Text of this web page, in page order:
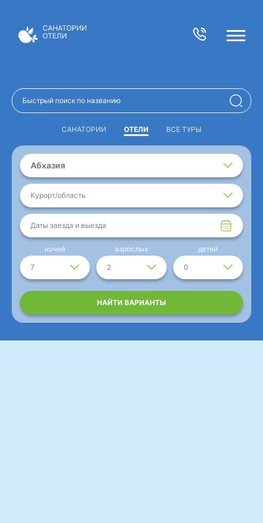
САНАТОРИИ ОТЕЛИ ВСЕ ТУРЫ
Абхазия
Курорт/область
Даты заезда и выезда
7
ночей
2
взрослых
0
детей
НАЙТИ ВАРИАНТЫ